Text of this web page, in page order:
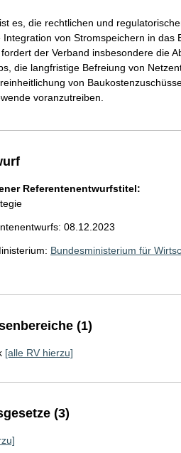
es, die rechtlichen und
von Stromspeichern in das
der Verband insbesondere die
die langfristige Befreiung von
von
voranzutreiben.
Referentenentwurfstitel:
08.12.2023
Bundesministerium für
(1)
[alle RV hierzu]
(3)